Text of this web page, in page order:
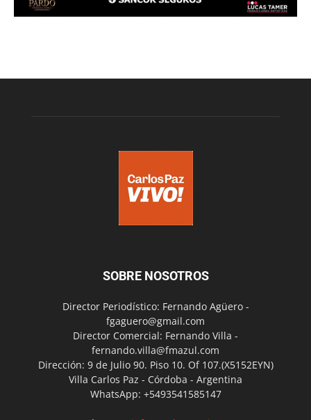
SOBRE NOSOTROS
Director Periodístico: Fernando Agüero -
fgaguero@gmail.com
Director Comercial: Fernando Villa -
fernando.villa@fmazul.com
Dirección: 9 de Julio 90. Piso 10. Of 107.(X5152EYN)
Villa Carlos Paz - Córdoba - Argentina
WhatsApp: +5493541585147